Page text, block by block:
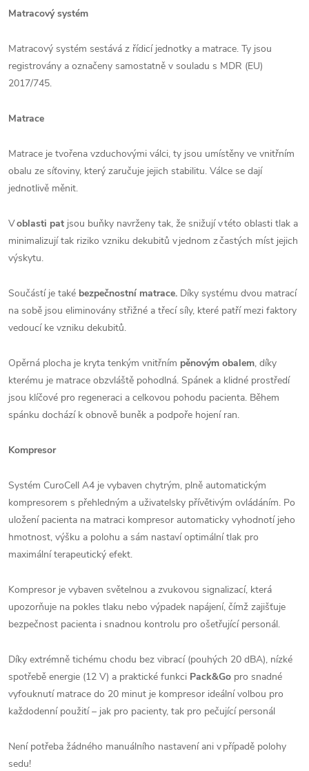
Matracový systém
Matracový systém sestává z řídicí jednotky a matrace. Ty jsou
registrovány a označeny samostatně v souladu s MDR (EU)
2017/745.
Matrace
Matrace je tvořena vzduchovými válci, ty jsou umístěny ve vnitřním
obalu ze síťoviny, který zaručuje jejich stabilitu. Válce se dají
jednotlivě měnit.
Voblasti pat jsou buňky navrženy tak, že snižují vtéto oblasti tlak a
minimalizují tak riziko vzniku dekubitů vjednom zčastých míst jejich
výskytu.
Součástí je také bezpečnostní matrace. Díky systému dvou matrací
na sobě jsou eliminovány střižné a třecí síly, které patří mezi faktory
vedoucí ke vzniku dekubitů.
Opěrná plocha je kryta tenkým vnitřním pěnovým obalem, díky
kterému je matrace obzvláště pohodlná. Spánek a klidné prostředí
jsou klíčové pro regeneraci a celkovou pohodu pacienta. Během
spánku dochází k obnově buněk a podpoře hojení ran.
Kompresor
Systém CuroCell A4 je vybaven chytrým, plně automatickým
kompresorem s přehledným a uživatelsky přívětivým ovládáním. Po
uložení pacienta na matraci kompresor automaticky vyhodnotí jeho
hmotnost, výšku a polohu a sám nastaví optimální tlak pro
maximální terapeutický efekt.
Kompresor je vybaven světelnou a zvukovou signalizací, která
upozorňuje na pokles tlaku nebo výpadek napájení, čímž zajišťuje
bezpečnost pacienta i snadnou kontrolu pro ošetřující personál.
Díky extrémně tichému chodu bez vibrací (pouhých 20 dBA), nízké
spotřebě energie (12 V) a praktické funkci Pack&Go pro snadné
vyfouknutí matrace do 20 minut je kompresor ideální volbou pro
každodenní použití – jak pro pacienty, tak pro pečující personál
Není potřeba žádného manuálního nastavení ani v případě polohy
sedu!